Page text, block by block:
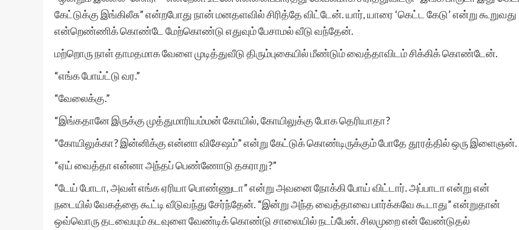
கேட்டுக்கு இங்கிலீசு” என்றபோது நான் மனதளவில் சிரித்தே விட்டேன். யார், யாரை ‘கெட்ட கேடு’ என்று கூறுவது
என்றெண்ணிக் கொண்டே மேற்கொண்டு எதுவும் பேசாமல் வீடு வந்தேன்.
மற்றொரு நாள் தாமதமாக வேளை முடித்துவீடு திரும்புகையில் மீண்டும் வைத்தாவிடம் சிக்கிக் கொண்டேன்.
“எங்க போய்ட்டு வர.”
“வேலைக்கு.”
“இங்கதானே இருக்கு முத்துமாரியம்மன் கோயில், கோயிலுக்கு போக தெரியாதா?
“கோயிலுக்கா? இன்னிக்கு என்னா விசேஷம்” என்று கேட்டுக் கொண்டிருக்கும் போதே தூரத்தில் ஒரு இளைஞன்.
“ஏய் வைத்தா என்னா அந்தப் பெண்ணோடு தகராறு?”
“டேய் போடா, அவள் எங்க ஏரியா பொண்ணுடா” என்று அவனை நோக்கி போய் விட்டார். அப்பாடா என்று என்
நடையில் வேகத்தை கூட்டி வீடுவந்து சேர்ந்தேன். “இன்று அந்த வைத்தாவை பார்க்கவே கூடாது” என்றுதான்
ஒவ்வொரு தடவையும் கடவுளை வேண்டிக் கொண்டு சாலையில் நடப்பேன். சிலமுறை என் வேண்டுதல்